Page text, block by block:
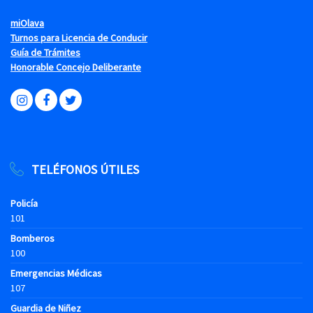
miOlava
Turnos para Licencia de Conducir
Guía de Trámites
Honorable Concejo Deliberante
TELÉFONOS ÚTILES
Policía
101
Bomberos
100
Emergencias Médicas
107
Guardia de Niñez